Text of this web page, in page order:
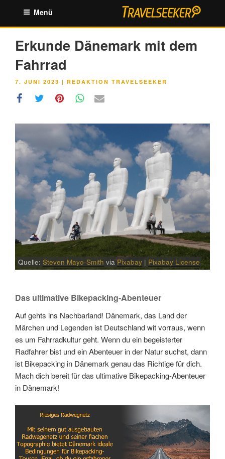
springen
Menü
Erkunde Dänemark mit dem
Fahrrad
VERÖFFENTLICHT
7. JUNI 2023 | REDAKTION TRAVELSEEKER
Quelle:Steven Mayo-Smith via Pixabay | Pixabay License
Das ultimative Bikepacking-Abenteuer
Auf gehts ins Nachbarland! Dänemark, das Land der
Märchen und Legenden ist Deutschland wit vorraus, wenn
es um Fahrradkultur geht. Wenn du ein begeisterter
Radfahrer bist und ein Abenteuer in der Natur suchst, dann
ist Bikepacking in Dänemark genau das Richtige für dich.
Mach dich bereit für das ultimative Bikepacking-Abenteuer
in Dänemark!
Link Embed